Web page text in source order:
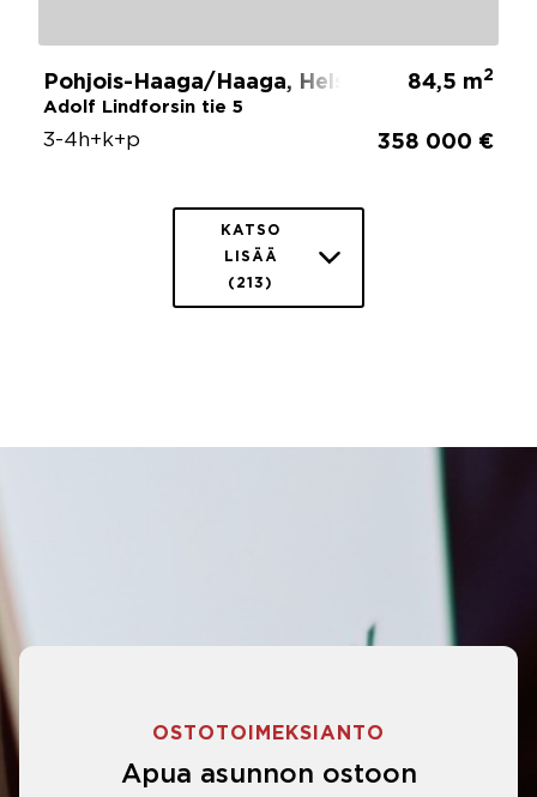
Pohjois-Haaga/Haaga, Helsinki
Adolf Lindforsin tie 5
84,5 m2
3-4h+k+p 358 000 €
KATSO
LISÄÄ
(213)
OSTOTOIMEKSIANTO
Apua asunnon ostoon